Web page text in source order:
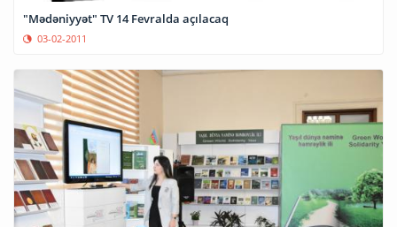
"Mədəniyyət" TV 14 Fevralda açılacaq
03-02-2011